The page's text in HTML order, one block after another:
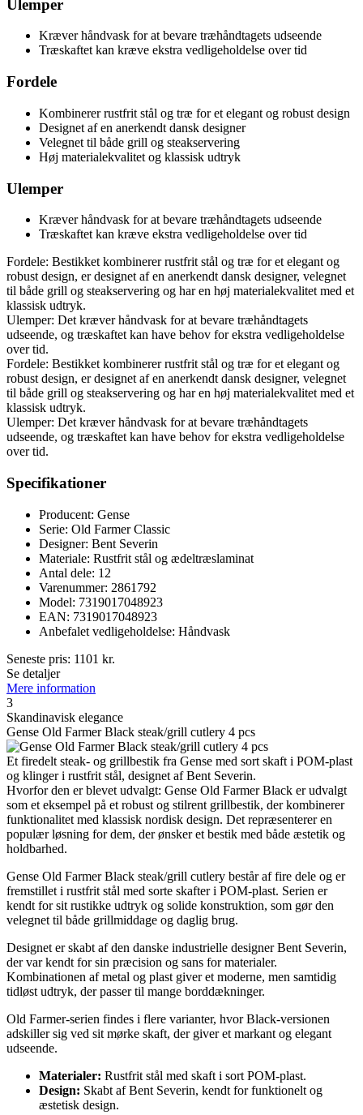
Ulemper
Kræver håndvask for at bevare træhåndtagets udseende
Træskaftet kan kræve ekstra vedligeholdelse over tid
Fordele
Kombinerer rustfrit stål og træ for et elegant og robust design
Designet af en anerkendt dansk designer
Velegnet til både grill og steakservering
Høj materialekvalitet og klassisk udtryk
Ulemper
Kræver håndvask for at bevare træhåndtagets udseende
Træskaftet kan kræve ekstra vedligeholdelse over tid
Fordele: Bestikket kombinerer rustfrit stål og træ for et elegant og
robust design, er designet af en anerkendt dansk designer, velegnet
til både grill og steakservering og har en høj materialekvalitet med et
klassisk udtryk.
Ulemper: Det kræver håndvask for at bevare træhåndtagets
udseende, og træskaftet kan have behov for ekstra vedligeholdelse
over tid.
Fordele: Bestikket kombinerer rustfrit stål og træ for et elegant og
robust design, er designet af en anerkendt dansk designer, velegnet
til både grill og steakservering og har en høj materialekvalitet med et
klassisk udtryk.
Ulemper: Det kræver håndvask for at bevare træhåndtagets
udseende, og træskaftet kan have behov for ekstra vedligeholdelse
over tid.
Specifikationer
Producent: Gense
Serie: Old Farmer Classic
Designer: Bent Severin
Materiale: Rustfrit stål og ædeltræslaminat
Antal dele: 12
Varenummer: 2861792
Model: 7319017048923
EAN: 7319017048923
Anbefalet vedligeholdelse: Håndvask
Seneste pris: 1101 kr.
Se detaljer
Mere information
3
Skandinavisk elegance
Gense Old Farmer Black steak/grill cutlery 4 pcs
Et firedelt steak- og grillbestik fra Gense med sort skaft i POM-plast
og klinger i rustfrit stål, designet af Bent Severin.
Hvorfor den er blevet udvalgt: Gense Old Farmer Black er udvalgt
som et eksempel på et robust og stilrent grillbestik, der kombinerer
funktionalitet med klassisk nordisk design. Det repræsenterer en
populær løsning for dem, der ønsker et bestik med både æstetik og
holdbarhed.
Gense Old Farmer Black steak/grill cutlery består af fire dele og er
fremstillet i rustfrit stål med sorte skafter i POM-plast. Serien er
kendt for sit rustikke udtryk og solide konstruktion, som gør den
velegnet til både grillmiddage og daglig brug.
Designet er skabt af den danske industrielle designer Bent Severin,
der var kendt for sin præcision og sans for materialer.
Kombinationen af metal og plast giver et moderne, men samtidig
tidløst udtryk, der passer til mange borddækninger.
Old Farmer-serien findes i flere varianter, hvor Black-versionen
adskiller sig ved sit mørke skaft, der giver et markant og elegant
udseende.
Materialer: Rustfrit stål med skaft i sort POM-plast.
Design: Skabt af Bent Severin, kendt for funktionelt og
æstetisk design.